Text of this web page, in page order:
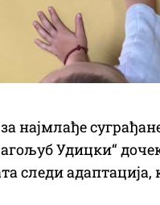
најмлађе
Удицки“
следи